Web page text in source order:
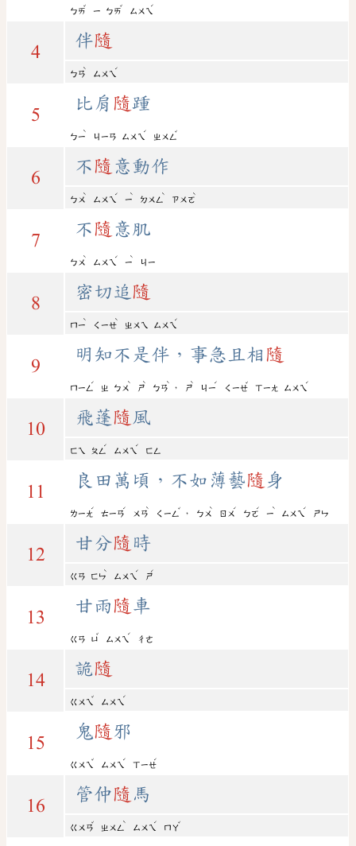
ㄅㄞ
ˇ
ㄧ ㄅㄞ
ˇ
ㄙㄨㄟ
ˊ
4
伴隨
ㄅㄢ
ˋ
ㄙㄨㄟ
ˊ
5
比肩 隨踵
ㄅㄧ
ˋ
ㄐㄧㄢ ㄙㄨㄟ
ˊ
ㄓㄨㄥ
ˇ
6
不隨 意動作
ㄅㄨ
ˋ
ㄙㄨㄟ
ˊ
ㄧ
ˋ
ㄉㄨㄥ
ˋ
ㄗㄨㄛ
ˋ
7
不隨 意肌
ㄅㄨ
ˋ
ㄙㄨㄟ
ˊ
ㄧ
ˋ
ㄐㄧ
8
密切追 隨
ㄇㄧ
ˋ
ㄑㄧㄝ
ˋ
ㄓㄨㄟ ㄙㄨㄟ
ˊ
9
明知不是伴，事急且相隨
ㄇㄧㄥ
ˊ
ㄓ ㄅㄨ
ˋ
ㄕ
ˋ
ㄅㄢ
ˋ
， ㄕ
ˋ
ㄐㄧ
ˊ
ㄑㄧㄝ
ˇ
ㄒㄧㄤ ㄙㄨㄟ
ˊ
10
飛蓬隨 風
ㄈㄟ ㄆㄥ
ˊ
ㄙㄨㄟ
ˊ
ㄈㄥ
11
良田萬頃，不如薄藝隨 身
ㄌㄧㄤ
ˊ
ㄊㄧㄢ
ˊ
ㄨㄢ
ˋ
ㄑㄧㄥ
ˇ
， ㄅㄨ
ˋ
ㄖㄨ
ˊ
ㄅㄛ
ˊ
ㄧ
ˋ
ㄙㄨㄟ
ˊ
ㄕㄣ
12
甘分隨 時
ㄍㄢ ㄈㄣ
ˋ
ㄙㄨㄟ
ˊ
ㄕ
ˊ
13
甘雨隨 車
ㄍㄢ ㄩ
ˇ
ㄙㄨㄟ
ˊ
ㄔㄜ
14
詭隨
ㄍㄨㄟ
ˇ
ㄙㄨㄟ
ˊ
15
鬼隨 邪
ㄍㄨㄟ
ˇ
ㄙㄨㄟ
ˊ
ㄒㄧㄝ
ˊ
16
管仲隨 馬
ㄍㄨㄢ
ˇ
ㄓㄨㄥ
ˋ
ㄙㄨㄟ
ˊ
ㄇㄚ
ˇ